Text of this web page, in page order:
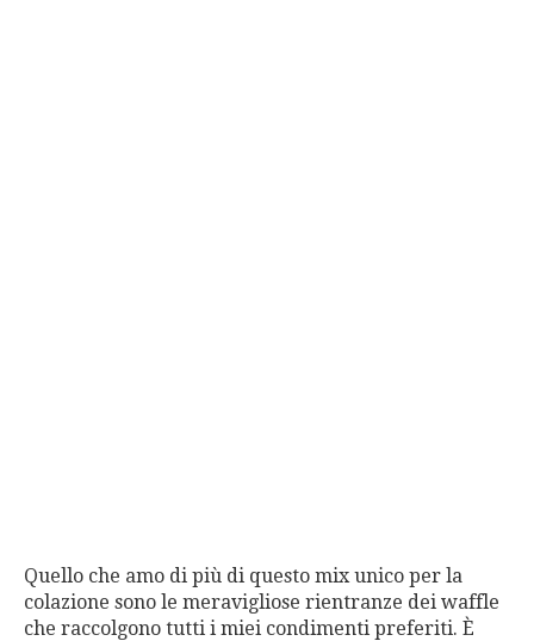
Quello che amo di più di questo mix unico per la
colazione sono le meravigliose rientranze dei waffle
che raccolgono tutti i miei condimenti preferiti. È